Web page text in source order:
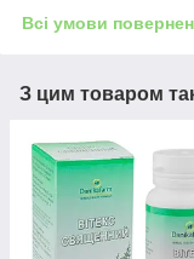
Всі умови
З цим товаром